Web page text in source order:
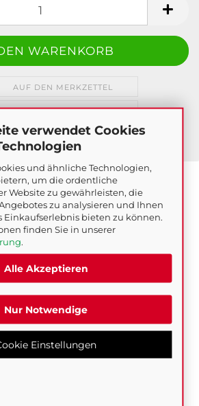
verwendet Cookies
und ähnliche Technologien,
um die ordentliche
Website zu gewährleisten, die
zu analysieren und Ihnen
Einkaufserlebnis bieten zu können.
finden Sie in unserer
.
Alle Akzeptieren
Nur Notwendige
Einstellungen
AUF DEN MERKZETTEL
FRAGE ZUM PRODUKT
ARTIKELDATENBLATT DRUCKEN
drei Mischflügeln für starke
leicht in sand-oder kiesgefüllte
schwere und zähe Materialien wie
Art, Putz, EP-Mörtel, etc.